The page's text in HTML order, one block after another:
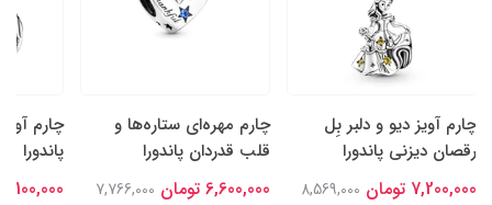
چارم آویز دیو و دلبر بِل
رقصان دیزنی پاندورا
7,200,000 تومان
8,569,000
چارم مهره‌ای ستاره‌ها و
قلب قدردان پاندورا
6,600,000 تومان
7,766,000
چارم
پاندورا
7,100,000 تومان